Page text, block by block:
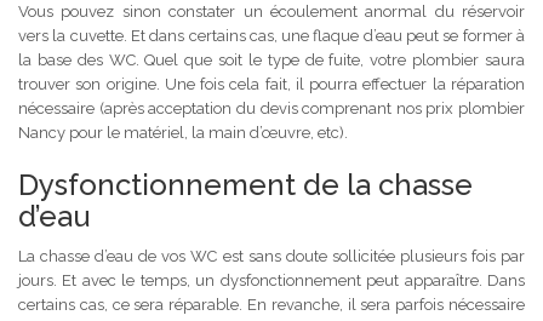
Vous pouvez sinon constater un écoulement anormal du réservoir
vers la cuvette. Et dans certains cas, une flaque d’eau peut se former à
la base des WC. Quel que soit le type de fuite, votre plombier saura
trouver son origine. Une fois cela fait, il pourra effectuer la réparation
nécessaire (après acceptation du devis comprenant nos prix plombier
Nancy pour le matériel, la main d’œuvre, etc).
Dysfonctionnement de la chasse
d’eau
La chasse d’eau de vos WC est sans doute sollicitée plusieurs fois par
jours. Et avec le temps, un dysfonctionnement peut apparaître. Dans
certains cas, ce sera réparable. En revanche, il sera parfois nécessaire